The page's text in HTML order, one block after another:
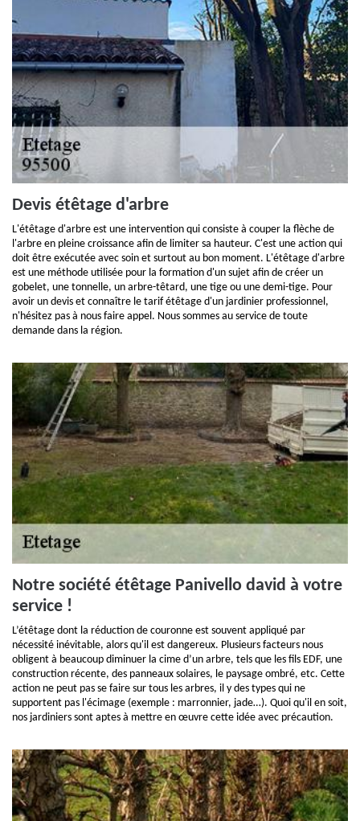
Devis étêtage d'arbre
L'étêtage d'arbre est une intervention qui consiste à couper la flèche de
l'arbre en pleine croissance afin de limiter sa hauteur. C'est une action qui
doit être exécutée avec soin et surtout au bon moment. L'étêtage d'arbre
est une méthode utilisée pour la formation d'un sujet afin de créer un
gobelet, une tonnelle, un arbre-têtard, une tige ou une demi-tige. Pour
avoir un devis et connaître le tarif étêtage d'un jardinier professionnel,
n'hésitez pas à nous faire appel. Nous sommes au service de toute
demande dans la région.
Notre société étêtage Panivello david à votre
service !
L’étêtage dont la réduction de couronne est souvent appliqué par
nécessité inévitable, alors qu'il est dangereux. Plusieurs facteurs nous
obligent à beaucoup diminuer la cime d’un arbre, tels que les fils EDF, une
construction récente, des panneaux solaires, le paysage ombré, etc. Cette
action ne peut pas se faire sur tous les arbres, il y des types qui ne
supportent pas l'écimage (exemple : marronnier, jade…). Quoi qu'il en soit,
nos jardiniers sont aptes à mettre en œuvre cette idée avec précaution.